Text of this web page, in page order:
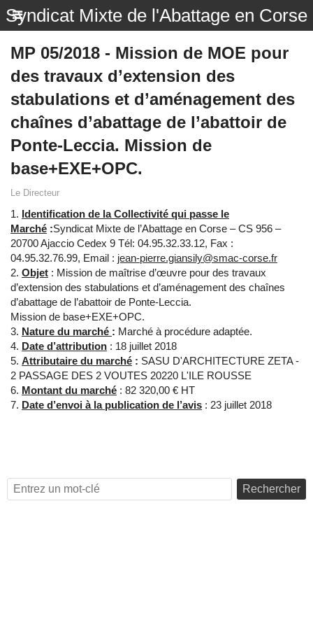
Syndicat Mixte de l'Abattage en Corse
MP 05/2018 - Mission de MOE pour
des travaux d’extension des
stabulations et d’aménagement des
chaînes d’abattage de l’abattoir de
Ponte-Leccia. Mission de
base+EXE+OPC.
Le Directeur
Identification de la Collectivité qui passe le
Marché :Syndicat Mixte de l’Abattage en Corse – CS 956 –
20700 Ajaccio Cedex 9 Tél: 04.95.32.33.12, Fax :
04.95.32.76.99, Email : jean-pierre.giansily@smac-corse.fr
Objet : Mission de maîtrise d’œuvre pour des travaux
d’extension des stabulations et d’aménagement des chaînes
d’abattage de l’abattoir de Ponte-Leccia.
Mission de base+EXE+OPC.
Nature du marché : Marché à procédure adaptée.
Date d’attribution : 18 juillet 2018
Attributaire du marché : SASU D'ARCHITECTURE ZETA -
2 PASSAGE DES 2 VOUTES 20220 L'ILE ROUSSE
Montant du marché : 82 320,00 € HT
Date d’envoi à la publication de l’avis : 23 juillet 2018
Rechercher